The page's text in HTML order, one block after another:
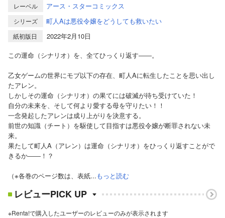
レーベル アース・スターコミックス
シリーズ 町人Aは悪役令嬢をどうしても救いたい
紙初版日
2022年2月10日
この運命（シナリオ）を、全てひっくり返す――。
乙女ゲームの世界にモブ以下の存在、町人Aに転生したことを思い出し
たアレン。
しかしその運命（シナリオ）の果てには破滅が待ち受けていた！
自分の未来を、そして何より愛する母を守りたい！！
一念発起したアレンは成り上がりを決意する。
前世の知識（チート）を駆使して目指すは悪役令嬢が断罪されない未
来。
果たして町人A（アレン）は運命（シナリオ）をひっくり返すことがで
きるか――！？
（※各巻のページ数は、表紙...もっと読む
レビューPICK UP
※Renta!で購入したユーザーのレビューのみが表示されます